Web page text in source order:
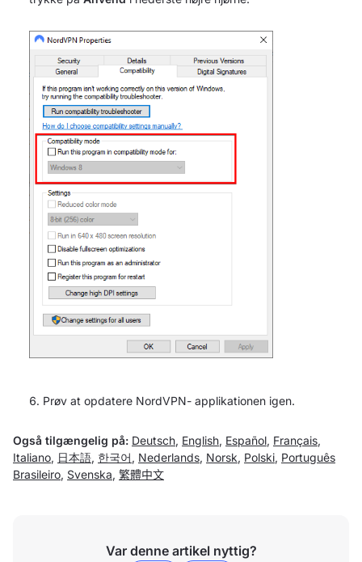
Prøv at opdatere NordVPN- applikationen igen.
Også tilgængelig på: Deutsch, English, Español, Français,
Italiano, 日本語, 한국어 , Nederlands, Norsk, Polski, Português
Brasileiro, Svenska, 繁體中文
Var denne artikel nyttig?